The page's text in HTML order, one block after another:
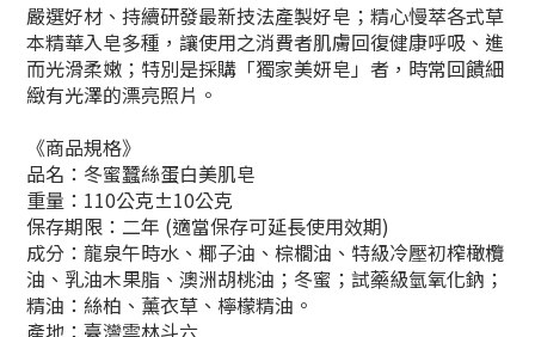
嚴選好材、持續研發最新技法產製好皂；精心慢萃各式草
本精華入皂多種，讓使用之消費者肌膚回復健康呼吸、進
而光滑柔嫩；特別是採購「獨家美妍皂」者，時常回饋細
緻有光澤的漂亮照片。
《商品規格》
品名：冬蜜蠶絲蛋白美肌皂
重量：110公克±10公克
保存期限：二年 (適當保存可延長使用效期)
成分：龍泉午時水、椰子油、棕櫚油、特級冷壓初榨橄欖
油、乳油木果脂、澳洲胡桃油；冬蜜；試藥級氫氧化鈉；
精油：絲柏、薰衣草、檸檬精油。
產地：臺灣雲林斗六